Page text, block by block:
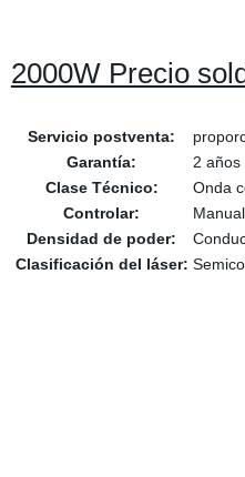
2000W Precio
Servicio postventa:
Garantía:
2 años
Clase Técnico:
Onda
Controlar:
Manual
Densidad de poder:
Clasificación del láser: